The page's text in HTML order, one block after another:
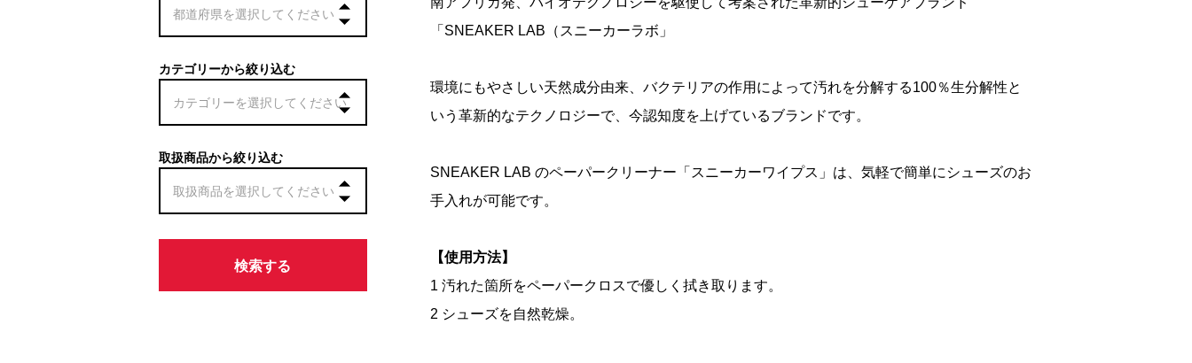
「SNEAKER LAB（スニーカーラボ」
環境にもやさしい天然成分由来、バクテリアの作用によって汚れを分解する100％生分解性と
いう革新的なテクノロジーで、今認知度を上げているブランドです。
SNEAKER LAB のペーパークリーナー「スニーカーワイプス」は、気軽で簡単にシューズのお
手入れが可能です。
【使用方法】
1 汚れた箇所をペーパークロスで優しく拭き取ります。
2 シューズを自然乾燥。
カテゴリーから絞り込む
取扱商品から絞り込む